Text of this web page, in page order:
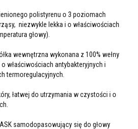
polistyrenu o 3 poziomach
niezwykle lekka i o właściwościach
głowy).
wewnętrzna wykonana z 100% wełny
właściwościach antybakteryjnych i
termoregulacyjnych.
łatwej do utrzymania w czystości i o
samodopasowujący się do głowy